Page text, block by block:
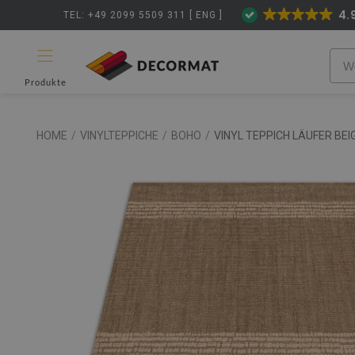
TEL: +49 2099 5509 311 [ ENG ]
Produkte
HOME / VINYLTEPPICHE / BOHO / VINYL TEPPICH LÄUFER